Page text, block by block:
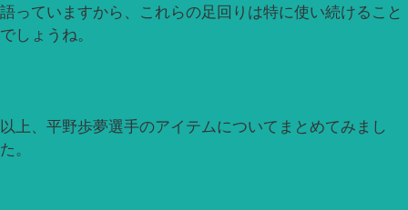
語っていますから、これらの足回りは特に使い続けること
でしょうね。
以上、平野歩夢選手のアイテムについてまとめてみまし
た。